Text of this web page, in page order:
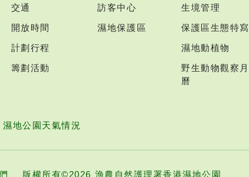
交通
開放時間
計劃行程
籌劃活動
訪客中心
濕地保護區
生境管理
保護區生態特寫
濕地動植物
野生動物觀察月
曆
濕地公園天氣情況
版權所有©2026 漁農自然護理署香港濕地公園